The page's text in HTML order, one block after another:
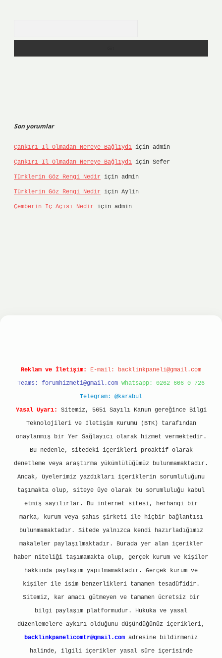
Son yorumlar
Çankırı Il Olmadan Nereye Bağlıydı için admin
Çankırı Il Olmadan Nereye Bağlıydı için Sefer
Türklerin Göz Rengi Nedir için admin
Türklerin Göz Rengi Nedir için Aylin
Çemberin Iç Açısı Nedir için admin
Reklam ve İletişim: E-mail: backlinkpaneli@gmail.com
Teams: forumhizmeti@gmail.com Whatsapp: 0262 606 0 726
Telegram: @karabul
Yasal Uyarı:
Sitemiz, 5651 Sayılı Kanun gereğince Bilgi
Teknolojileri ve İletişim Kurumu (BTK) tarafından
onaylanmış bir Yer Sağlayıcı olarak hizmet vermektedir.
Bu nedenle, sitedeki içerikleri proaktif olarak
denetleme veya araştırma yükümlülüğümüz bulunmamaktadır.
Ancak, üyelerimiz yazdıkları içeriklerin sorumluluğunu
taşımakta olup, siteye üye olarak bu sorumluluğu kabul
etmiş sayılırlar. Bu internet sitesi, herhangi bir
marka, kurum veya şahıs şirketi ile hiçbir bağlantısı
bulunmamaktadır. Sitede yalnızca kendi hazırladığımız
makaleler paylaşılmaktadır. Burada yer alan içerikler
haber niteliği taşımamakta olup, gerçek kurum ve kişiler
hakkında paylaşım yapılmamaktadır. Gerçek kurum ve
kişiler ile isim benzerlikleri tamamen tesadüfidir.
Sitemiz, kar amacı gütmeyen ve tamamen ücretsiz bir
bilgi paylaşım platformudur. Hukuka ve yasal
düzenlemelere aykırı olduğunu düşündüğünüz içerikleri,
backlinkpanelicomtr@gmail.com adresine bildirmeniz
halinde, ilgili içerikler yasal süre içerisinde